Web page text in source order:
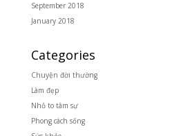
September 2018
January 2018
Categories
Chuyện đời thường
Làm đẹp
Nhỏ to tâm sự
Phong cách sống